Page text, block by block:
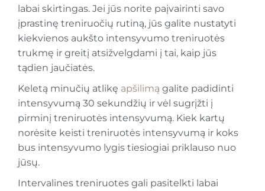
labai skirtingas. Jei jūs norite paįvairinti savo
įprastinę treniruočių rutiną, jūs galite nustatyti
kiekvienos aukšto intensyvumo treniruotės
trukmę ir greitį atsižvelgdami į tai, kaip jūs
tądien jaučiatės.
Keletą minučių atlikę apšilimą galite padidinti
intensyvumą 30 sekundžių ir vėl sugrįžti į
pirminį treniruotės intensyvumą. Kiek kartų
norėsite keisti treniruotės intensyvumą ir koks
bus intensyvumo lygis tiesiogiai priklauso nuo
jūsų.
Intervalines treniruotes gali pasitelkti labai